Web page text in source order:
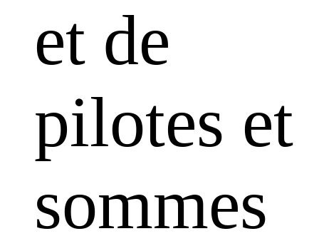
et de
pilotes et
sommes